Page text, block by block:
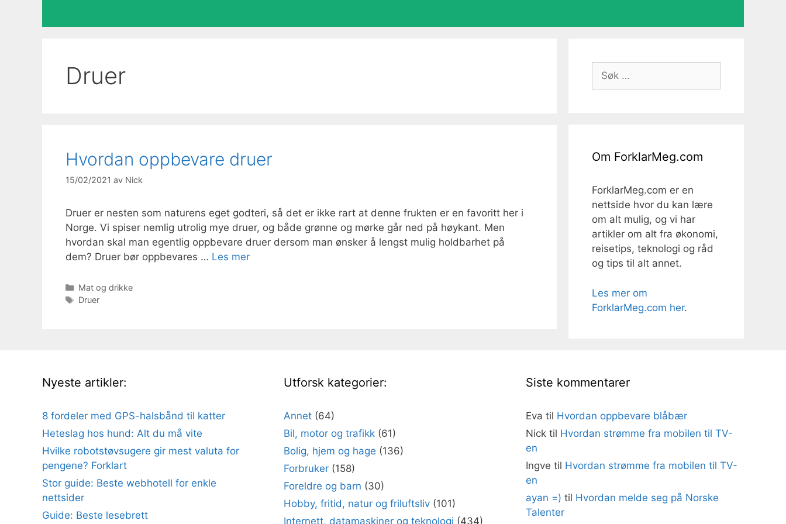
Druer
Hvordan oppbevare druer
15/02/2021 av Nick
Druer er nesten som naturens eget godteri, så det er ikke rart at denne frukten er en favoritt her i
Norge. Vi spiser nemlig utrolig mye druer, og både grønne og mørke går ned på høykant. Men
hvordan skal man egentlig oppbevare druer dersom man ønsker å lengst mulig holdbarhet på
dem? Druer bør oppbevares … Les mer
Kategorier
Mat og drikke
Stikkord
Druer
Søk
etter:
Om ForklarMeg.com
ForklarMeg.com er en
nettside hvor du kan lære
om alt mulig, og vi har
artikler om alt fra økonomi,
reisetips, teknologi og råd
og tips til alt annet.
Les mer om
ForklarMeg.com her.
Nyeste artikler:
8 fordeler med GPS-halsbånd til katter
Heteslag hos hund: Alt du må vite
Hvilke robotstøvsugere gir mest valuta for
pengene? Forklart
Stor guide: Beste webhotell for enkle
nettsider
Guide: Beste lesebrett
Utforsk kategorier:
Annet (64)
Bil, motor og trafikk (61)
Bolig, hjem og hage (136)
Forbruker (158)
Foreldre og barn (30)
Hobby, fritid, natur og friluftsliv (101)
Internett, datamaskiner og teknologi (434)
Siste kommentarer
Eva til Hvordan oppbevare blåbær
Nicktil Hvordan strømme fra mobilen til TV-
en
Ingve til Hvordan strømme fra mobilen til TV-
en
ayan =) til Hvordan melde seg på Norske
Talenter